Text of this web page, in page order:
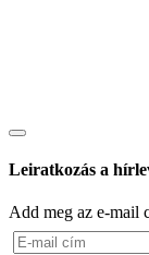
Leiratkozás a
Add meg az e-mail